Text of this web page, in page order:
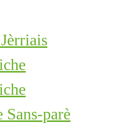
parè